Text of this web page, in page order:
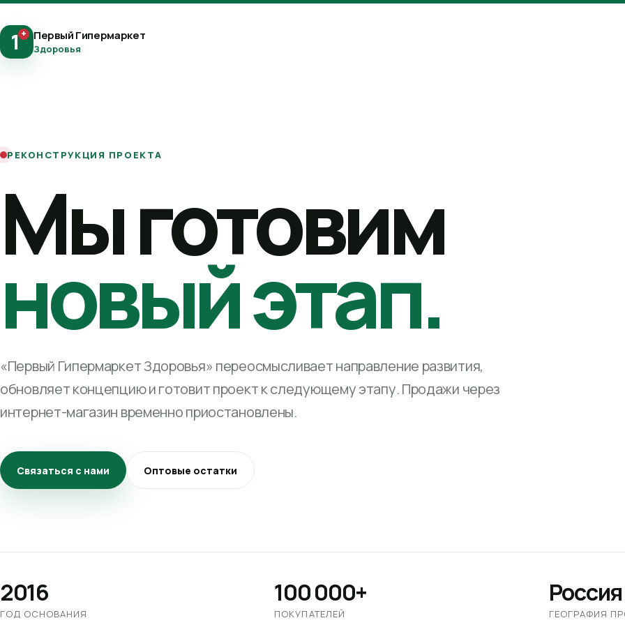
1+ Первый Гипермаркет
Здоровья
РЕКОНСТРУКЦИЯ ПРОЕКТА
Мы готовим
новый этап.
«Первый Гипермаркет Здоровья» переосмысливает направление развития,
обновляет концепцию и готовит проект к следующему этапу. Продажи через
интернет-магазин временно приостановлены.
Связаться с нами Оптовые остатки
2016
ГОД ОСНОВАНИЯ
100 000+
ПОКУПАТЕЛЕЙ
Россия
ГЕОГРАФИЯ